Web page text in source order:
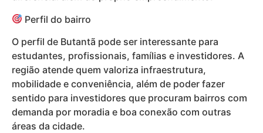
Perfil do bairro
O perfil de Butantã pode ser interessante para
estudantes, profissionais, famílias e investidores. A
região atende quem valoriza infraestrutura,
mobilidade e conveniência, além de poder fazer
sentido para investidores que procuram bairros com
demanda por moradia e boa conexão com outras
áreas da cidade.